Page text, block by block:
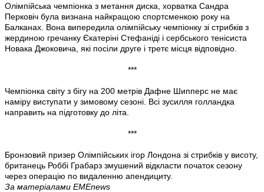
Олімпійська чемпіонка з метання диска, хорватка Сандра
Перковіч була визнана найкращою спортсменкою року на
Балканах. Вона випередила олімпійську чемпіонку зі стрибків з
жердиною гречанку Єкатеріні Стефаніді і сербського тенісиста
Новака Джоковича, які посіли друге і третє місця відповідно.
***
Чемпіонка світу з бігу на 200 метрів Дафне Шипперс не має
наміру виступати у зимовому сезоні. Всі зусилля голландка
направить на підготовку до літа.
***
Бронзовий призер Олімпійських ігор Лондона зі стрибків у висоту,
британець Роббі Грабарз змушений відкласти початок сезону
через операцію по видаленню апендициту.
За матеріалами EMEnews